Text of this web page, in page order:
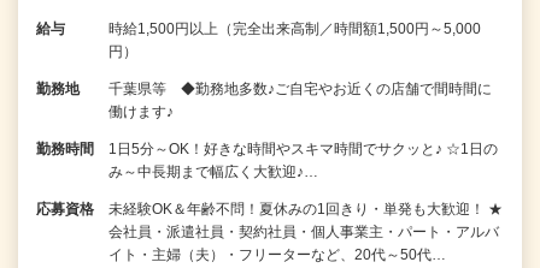
給与
時給1,500円以上（完全出来高制／時間額1,500円～5,000
円）
勤務地
千葉県等 ◆勤務地多数♪ご自宅やお近くの店舗で間時間に
働けます♪
勤務時間
1日5分～OK！好きな時間やスキマ時間でサクッと♪ ☆1日の
み～中長期まで幅広く大歓迎♪…
応募資格
未経験OK＆年齢不問！夏休みの1回きり・単発も大歓迎！ ★
会社員・派遣社員・契約社員・個人事業主・パート・アルバ
イト・主婦（夫）・フリーターなど、20代～50代…